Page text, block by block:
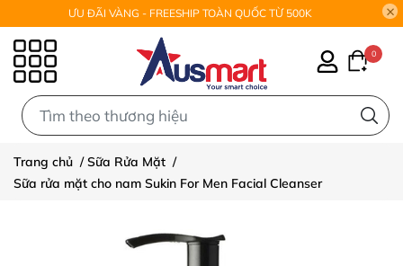
ƯU ĐÃI VÀNG - FREESHIP TOÀN QUỐC TỪ 500K
0
Trang chủ /Sữa Rửa Mặt /
Sữa rửa mặt cho nam Sukin For Men Facial Cleanser